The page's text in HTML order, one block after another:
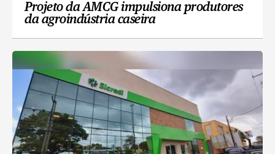
Projeto da AMCG impulsiona produtores
da agroindústria caseira